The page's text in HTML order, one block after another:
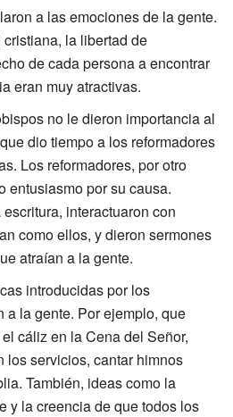
a las emociones de la gente.
la libertad de
de cada persona a encontrar
eran muy atractivas.
no le dieron importancia al
dio tiempo a los reformadores
Los reformadores, por otro
entusiasmo por su causa.
interactuaron con
como ellos, y dieron sermones
atraían a la gente.
introducidas por los
a la gente. Por ejemplo, que
cáliz en la Cena del Señor,
los servicios, cantar himnos
También, ideas como la
y la creencia de que todos los